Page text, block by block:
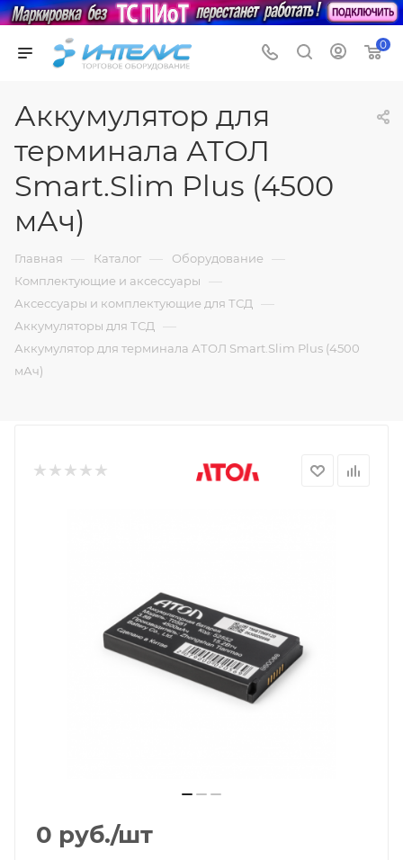
0
Аккумулятор для
терминала АТОЛ
Smart.Slim Plus (4500
мАч)
Главная — Каталог — Оборудование —
Комплектующие и аксессуары —
Аксессуары и комплектующие для ТСД —
Аккумуляторы для ТСД —
Аккумулятор для терминала АТОЛ Smart.Slim Plus (4500
мАч)
0 руб./шт